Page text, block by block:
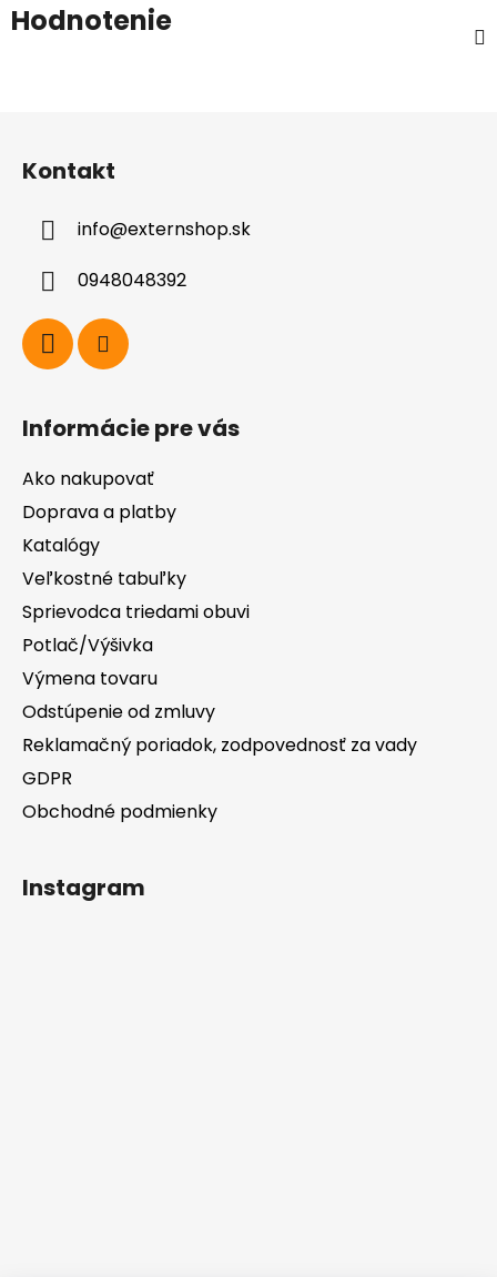
Hodnotenie
Kontakt
info@externshop.sk
0948048392
Informácie pre vás
Ako nakupovať
Doprava a platby
Katalógy
Veľkostné tabuľky
Sprievodca triedami obuvi
Potlač/Výšivka
Výmena tovaru
Odstúpenie od zmluvy
Reklamačný poriadok, zodpovednosť za vady
GDPR
Obchodné podmienky
Instagram